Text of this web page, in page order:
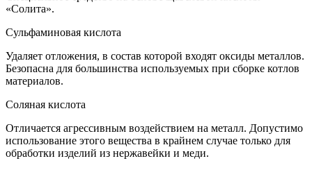
«Солита».
Сульфаминовая кислота
Удаляет отложения, в состав которой входят оксиды металлов.
Безопасна для большинства используемых при сборке котлов
материалов.
Соляная кислота
Отличается агрессивным воздействием на металл. Допустимо
использование этого вещества в крайнем случае только для
обработки изделий из нержавейки и меди.